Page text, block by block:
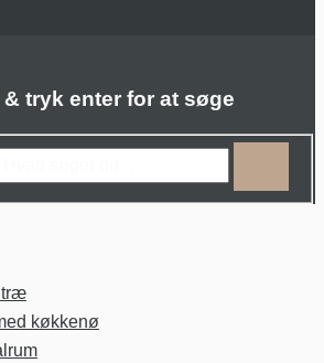
tryk enter for at søge
træ
køkkenø